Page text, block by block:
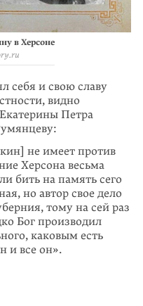
в Херсоне
себя и свою славу
видно
Петра
не имеет против
Херсона весьма
бить на память сего
но автор свое дело
тому на сей раз
Бог производил
каковым есть
и все он».